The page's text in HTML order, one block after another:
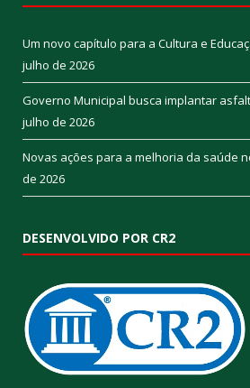
Um novo capítulo para a Cultura e
julho de 2026
Governo Municipal busca implantar
julho de 2026
Novas ações para a melhoria da saúde
de 2026
DESENVOLVIDO POR CR2